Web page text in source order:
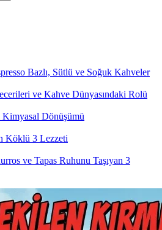
Bazlı, Sütlü ve Soğuk Kahveler
ve Kahve Dünyasındaki Rolü
Dönüşümü
Köklü 3 Lezzeti
ve Tapas Ruhunu Taşıyan 3